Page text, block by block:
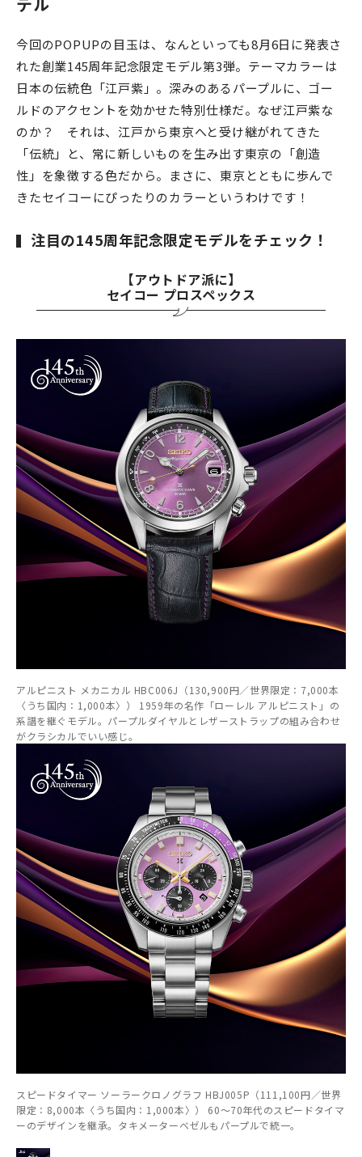
今回のPOPUPの目玉は、なんといっても8月6日に発表さ
れた創業145周年記念限定モデル第3弾。テーマカラーは
日本の伝統色「江戸紫」。深みのあるパープルに、ゴー
ルドのアクセントを効かせた特別仕様だ。なぜ江戸紫な
のか？ それは、江戸から東京へと受け継がれてきた
「伝統」と、常に新しいものを生み出す東京の「創造
性」を象徴する色だから。まさに、東京とともに歩んで
きたセイコーにぴったりのカラーというわけです！
注目の145周年記念限定モデルをチェック！
【アウトドア派に】
セイコー プロスペックス
アルピニスト メカニカル HBC006J（130,900円／世界限定：7,000本
〈うち国内：1,000本〉） 1959年の名作「ローレル アルピニスト」の
系譜を継ぐモデル。パープルダイヤルとレザーストラップの組み合わせ
がクラシカルでいい感じ。
スピードタイマー ソーラークロノグラフ HBJ005P（111,100円／世界
限定：8,000本〈うち国内：1,000本〉） 60～70年代のスピードタイマ
ーのデザインを継承。タキメーターベゼルもパープルで統一。